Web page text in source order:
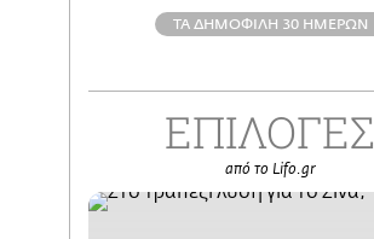
ΤΑ ΔΗΜΟΦΙΛΗ 30 ΗΜΕΡΩΝ
ΕΠΙΛΟΓΕΣ
από το Lifo.gr